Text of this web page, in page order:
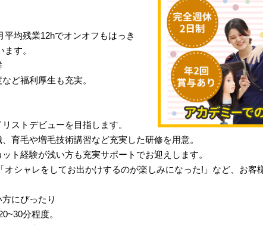
均残業12hでオンオフもはっき
す。
ど福利厚生も充実。
ストデビューを目指します。
育毛や増毛技術講習など充実した研修を用意。
ト経験が浅い方も充実サポートでお迎えします。
オシャレをしてお出かけするのが楽しみになった!」など、お
にぴったり
分程度。